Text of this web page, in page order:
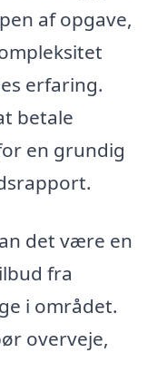
af opgave,
erfaring.
betale
en grundig
det være en
fra
i området.
overveje,